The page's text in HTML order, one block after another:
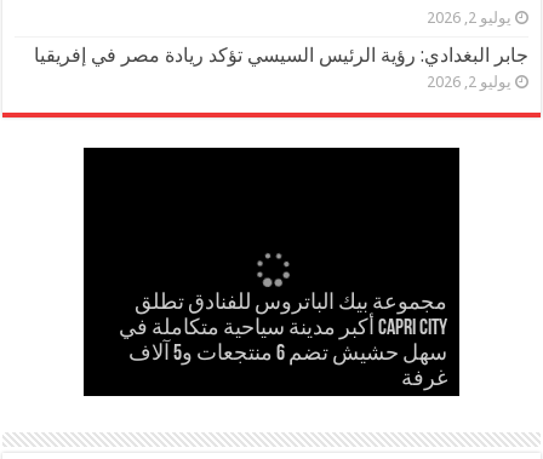
يوليو 2, 2026
جابر البغدادي: رؤية الرئيس السيسي تؤكد ريادة مصر في إفريقيا
يوليو 2, 2026
مجموعة بيك الباتروس للفنادق تطلق
Capri City أكبر مدينة سياحية متكاملة في
سهل حشيش تضم 6 منتجعات و5 آلاف
غرفة
مدحت بركات يكتب: كلمة حق في حسام
حسن
مدحت بركات يستقبل الشيخ كامل مطر
في لقاء ودي حاشد بمنشية القناطر
بحضور قيادات القبائل والعائلات المصرية
إسلام حشاد وإبراهيم حشاد يخطفان
الأنظار بتصميم عالمي ارتدته سلمى عادل
في مهرجان كان
Cinema Track أول منصة رقمية لرصد
إيرادات السينما المصرية